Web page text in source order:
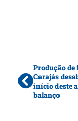
Produção de
Carajás
início deste
balanço